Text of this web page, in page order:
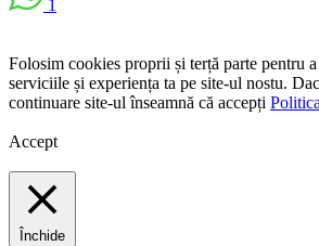
1
Folosim cookies proprii și terță parte pentru
serviciile și experiența ta pe site-ul nostu.
continuare site-ul înseamnă că accepți
Accept
Închide